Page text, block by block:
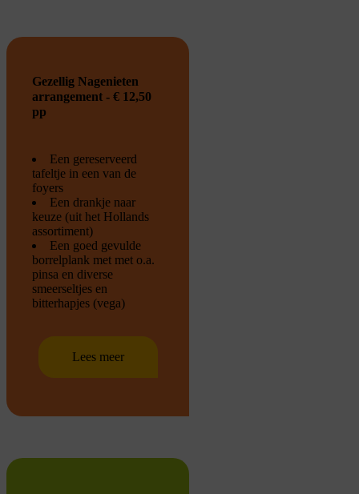
Gezellig Nagenieten
arrangement - € 12,50
pp
Een gereserveerd
tafeltje in een van de
foyers
Een drankje naar
keuze (uit het Hollands
assortiment)
Een goed gevulde
borrelplank met met o.a.
pinsa en diverse
smeerseltjes en
bitterhapjes (vega)
Lees meer